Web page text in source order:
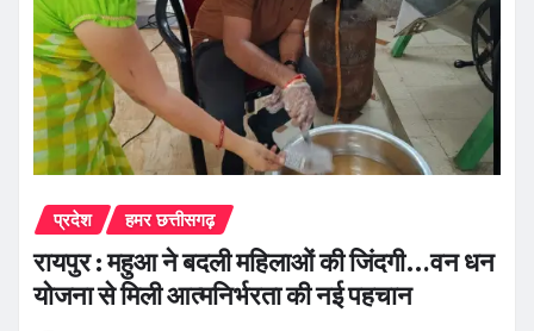
प्रदेश हमर छत्तीसगढ़
रायपुर : महुआ ने बदली महिलाओं की जिंदगी…वन धन
योजना से मिली आत्मनिर्भरता की नई पहचान